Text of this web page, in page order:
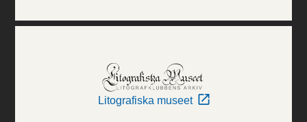
Litografiska museet